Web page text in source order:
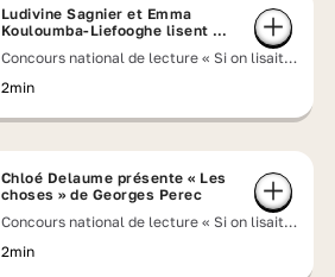
Ludivine Sagnier et Emma
Kouloumba-Liefooghe lisent un
Mahmoud Darwich
Concours national de lecture « Si on lisait à
2min
Chloé Delaume présente « Les
choses » de Georges Perec
Concours national de lecture « Si on lisait à
2min